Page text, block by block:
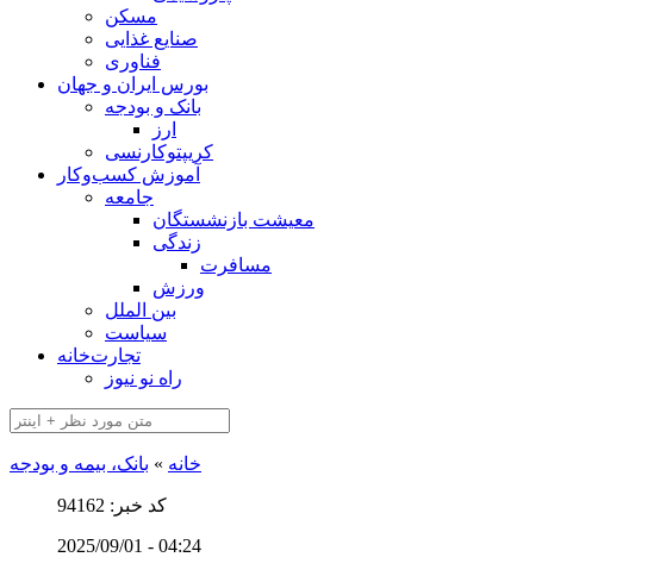
مسکن
صنایع غذایی
فناوری
بورس ایران و جهان
بانک و بودجه
ارز
کریپتوکارنسی
آموزش کسب‌وکار
جامعه
معیشت بازنشستگان
زندگی
مسافرت
ورزش
بین الملل
سیاست
تجارت‌خانه
راه نو نیوز
خانه » بانک، بیمه و بودجه
کد خبر: 94162
2025/09/01 - 04:24